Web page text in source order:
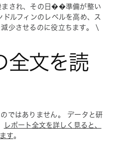
まされ、その日��準備が整い
ルフィンのレベルを高め、ス
少させるのに役立ちます。 \
全文を読
ではありません。 データと研
レポート全文を詳しく見ると、
す。